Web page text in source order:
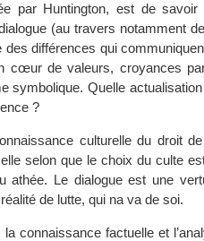
par Huntington, est de
(au travers notamment
des différences qui
cœur de valeurs, croyances
symbolique. Quelle
?
culturelle du droit
selon que le choix du culte
athée. Le dialogue est une
réalité de lutte, qui na va de soi.
connaissance factuelle et